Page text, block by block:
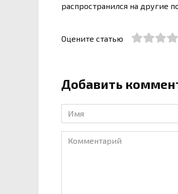
распространился на другие
Оцените статью
Добавить
Имя
*
Комментарий